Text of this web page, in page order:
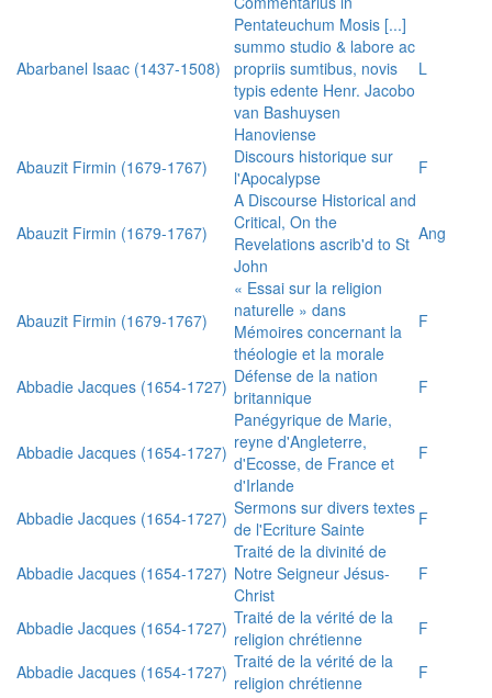
Abarbanel Isaac (1437-1508)
Pentateuchum Mosis [...]
summo studio & labore ac
propriis sumtibus, novis
typis edente Henr. Jacobo
van Bashuysen
Hanoviense
L
Abauzit Firmin (1679-1767)
Discours historique sur
l'Apocalypse
F
Abauzit Firmin (1679-1767)
A Discourse Historical and
Critical, On the
Revelations ascrib'd to St
John
Ang
Abauzit Firmin (1679-1767)
« Essai sur la religion
naturelle » dans
Mémoires concernant la
théologie et la morale
F
Abbadie Jacques (1654-1727) Défense de la nation
britannique
F
Abbadie Jacques (1654-1727)
Panégyrique de Marie,
reyne d'Angleterre,
d'Ecosse, de France et
d'Irlande
F
Abbadie Jacques (1654-1727) Sermons sur divers textes
de l'Ecriture Sainte
F
Abbadie Jacques (1654-1727)
Traité de la divinité de
Notre Seigneur Jésus-
Christ
F
Abbadie Jacques (1654-1727) Traité de la vérité de la
religion chrétienne
F
Abbadie Jacques (1654-1727) Traité de la vérité de la
religion chrétienne
F